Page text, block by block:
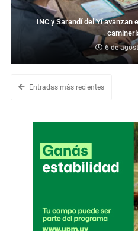
INC y Sarandí del Yí avanzan
6 de
Entradas más recientes